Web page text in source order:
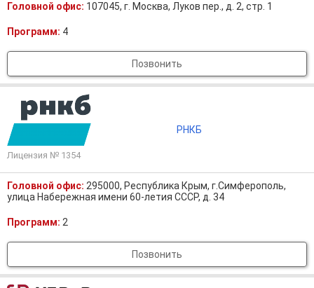
Головной офис: 107045, г. Москва, Луков пер., д. 2, стр. 1
Программ: 4
Позвонить
Лицензия № 1354
РНКБ
Головной офис: 295000, Республика Крым, г.Симферополь,
улица Набережная имени 60-летия СССР, д. 34
Программ: 2
Позвонить